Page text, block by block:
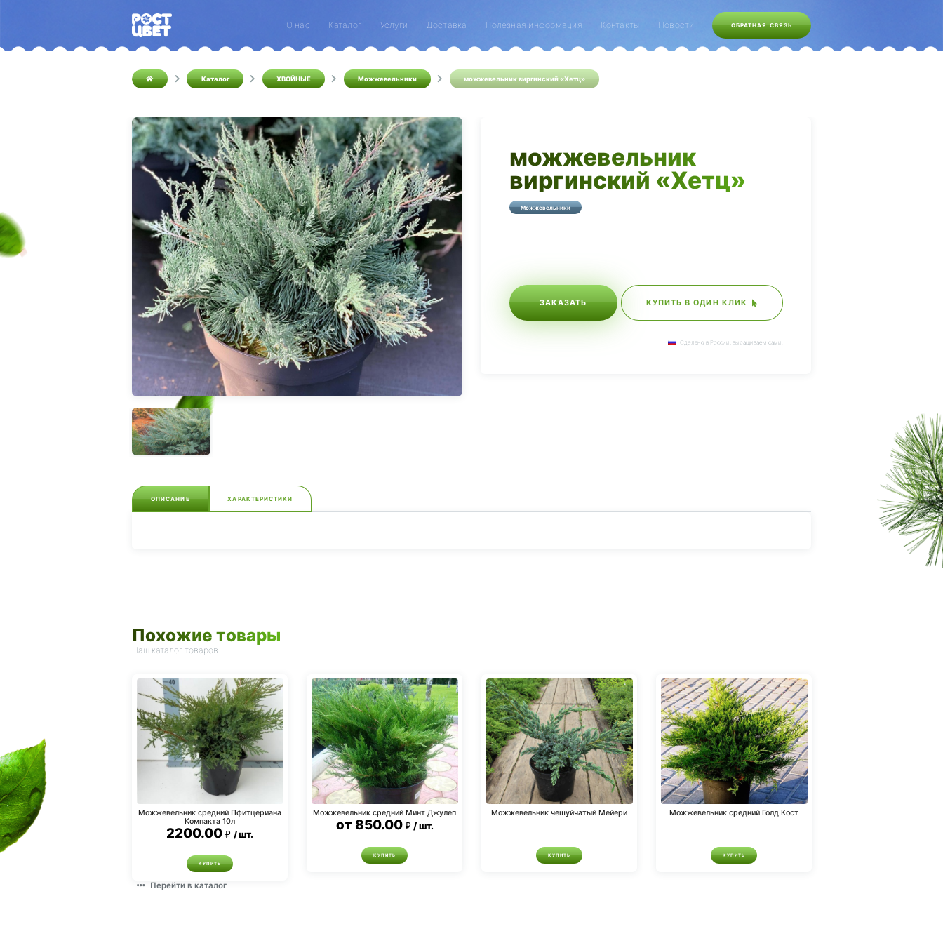
О нас Каталог Услуги Доставка Полезная информация Контакты Новости ОБРАТНАЯ СВЯЗЬ
Каталог ХВОЙНЫЕ Можжевельники можжевельник виргинский «Хетц»
можжевельник
виргинский «Хетц»
Можжевельники
ЗАКАЗАТЬ КУПИТЬ В ОДИН КЛИК
Сделано в России, выращиваем сами.
ОПИСАНИЕ ХАРАКТЕРИСТИКИ
Похожие товары
Наш каталог товаров
Можжевельник средний Пфитцериана
Компакта 10л
2200.00 шт.
КУПИТЬ
Можжевельник средний Минт Джулеп
от850.00 шт.
КУПИТЬ
Можжевельник чешуйчатый Мейери
КУПИТЬ
Можжевельник средний Голд Кост
КУПИТЬ
Перейти в каталог